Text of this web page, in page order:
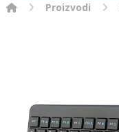
Proizvodi